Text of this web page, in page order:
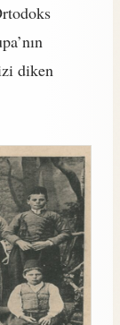
diken